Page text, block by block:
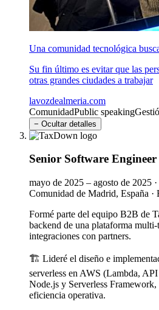
Una comunidad tecnológica
Su fin último es evitar que las
otras grandes ciudades a trabajar
lavozdealmeria.com
ComunidadPublic speaking
− Ocultar detalles
Senior Software Engineer
mayo de 2025 – agosto de 2025 ·
Comunidad de Madrid, España ·
Formé parte del equipo B2B de
backend de una plataforma multi-
integraciones con partners.
🏗️ Lideré el diseño e
serverless en AWS (Lambda,
Node.js y Serverless
eficiencia operativa.